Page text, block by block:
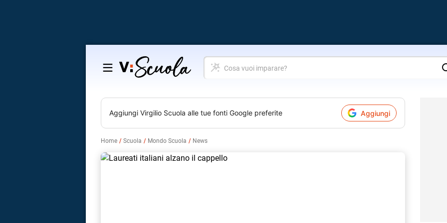
Salta
contenuto
Cosa
vuoi
Aggiungi Virgilio Scuola alle tue fonti Google preferite Aggiungi
Home Scuola Mondo Scuola News